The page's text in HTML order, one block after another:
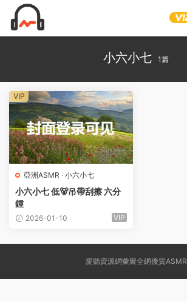
小六小七 1篇
亞洲ASMR · 小六小七
小六小七 低🐻吊帶刮擦 六分
鍾
2026-01-10 VIP
VIP
愛聽資源網彙聚全網優質ASMR